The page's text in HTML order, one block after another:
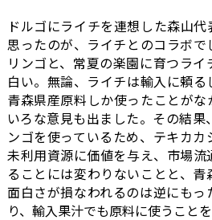
ドルゴにライチを連想した森山
思ったのが、ライチとのコラボ
リンゴと、常夏の楽園に育つラ
白い。無論、ライチは輸入に頼
青森県産原料しか使ったことが
いろな意見も出ました。その結果
ンゴを使っているため、テキカカ
未利用資源に価値を与え、市場
ることには変わりないことと、
面白さが損なわれるのは逆にも
り、輸入果汁でも原料に使うこと